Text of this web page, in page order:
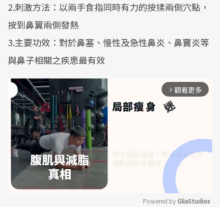
2.刺激方法：以兩手食指同時有力的按揉兩側穴點，
按到鼻翼兩側發熱
3.主要功效：對於鼻塞、慢性及急性鼻炎、鼻竇炎等
與鼻子相關之疾患最有效
arrow_forward_ios 觀看更多
Powered by GliaStudios